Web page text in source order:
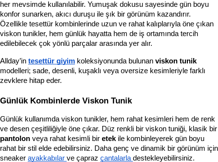
her mevsimde kullanılabilir. Yumuşak dokusu sayesinde gün boyu
konfor sunarken, akıcı duruşu ile şık bir görünüm kazandırır.
Özellikle tesettür kombinlerinde uzun ve rahat kalıplarıyla öne çıkan
viskon tunikler, hem günlük hayatta hem de iş ortamında tercih
edilebilecek çok yönlü parçalar arasında yer alır.
Allday’in tesettür giyim koleksiyonunda bulunan viskon tunik
modelleri; sade, desenli, kuşaklı veya oversize kesimleriyle farklı
zevklere hitap eder.
Günlük Kombinlerde Viskon Tunik
Günlük kullanımda viskon tunikler, hem rahat kesimleri hem de renk
pantolon veya rahat kesimli bir etek ile kombinleyerek gün boyu
rahat bir stil elde edebilirsiniz. Daha genç ve dinamik bir görünüm için
sneaker ayakkabılar ve çapraz çantalarla destekleyebilirsiniz.